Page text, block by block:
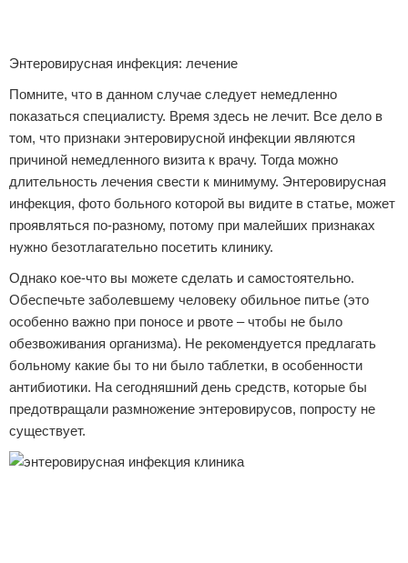
Энтеровирусная инфекция: лечение
Помните, что в данном случае следует немедленно
показаться специалисту. Время здесь не лечит. Все дело в
том, что признаки энтеровирусной инфекции являются
причиной немедленного визита к врачу. Тогда можно
длительность лечения свести к минимуму. Энтеровирусная
инфекция, фото больного которой вы видите в статье, может
проявляться по-разному, потому при малейших признаках
нужно безотлагательно посетить клинику.
Однако кое-что вы можете сделать и самостоятельно.
Обеспечьте заболевшему человеку обильное питье (это
особенно важно при поносе и рвоте – чтобы не было
обезвоживания организма). Не рекомендуется предлагать
больному какие бы то ни было таблетки, в особенности
антибиотики. На сегодняшний день средств, которые бы
предотвращали размножение энтеровирусов, попросту не
существует.